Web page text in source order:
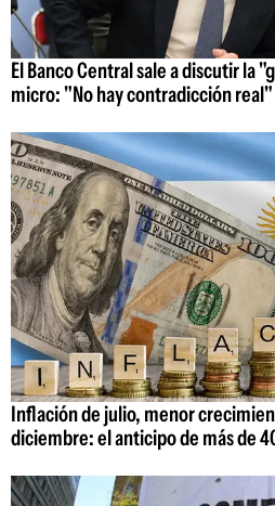
El Banco Central sale a discutir la
micro: "No hay contradicción real"
Inflación de julio, menor
diciembre: el anticipo de más de